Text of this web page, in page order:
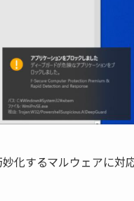
化するマルウェアに対